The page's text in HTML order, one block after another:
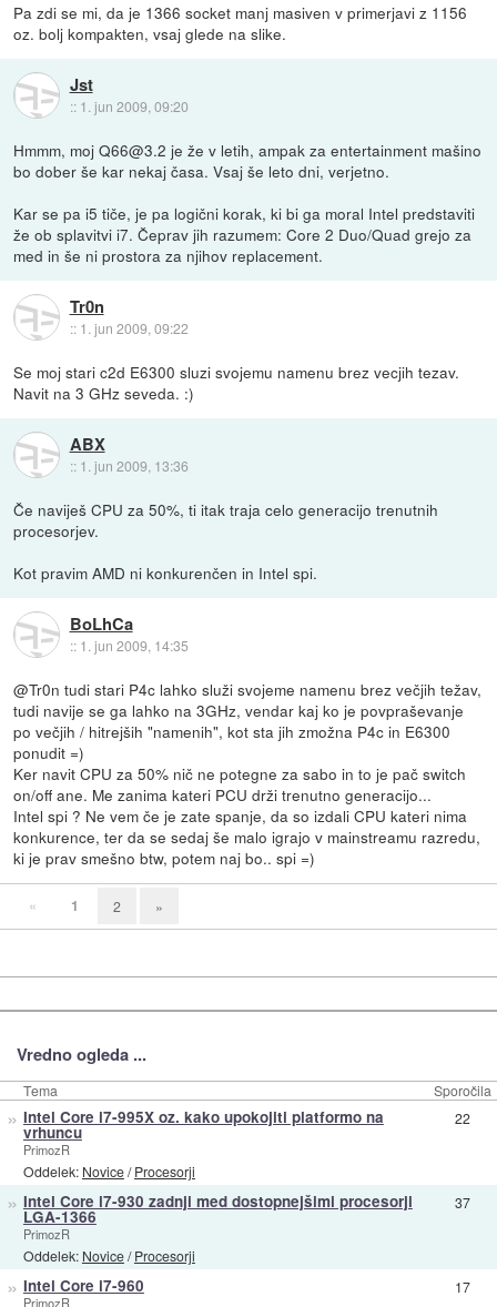
Pa zdi se mi, da je 1366 socket manj masiven v primerjavi z 1156
oz. bolj kompakten, vsaj glede na slike.
Jst
:: 1. jun 2009, 09:20
Hmmm, moj Q66@3.2 je že v letih, ampak za entertainment mašino
bo dober še kar nekaj časa. Vsaj še leto dni, verjetno.
Kar se pa i5 tiče, je pa logični korak, ki bi ga moral Intel predstaviti
že ob splavitvi i7. Čeprav jih razumem: Core 2 Duo/Quad grejo za
med in še ni prostora za njihov replacement.
Tr0n
:: 1. jun 2009, 09:22
Se moj stari c2d E6300 sluzi svojemu namenu brez vecjih tezav.
Navit na 3 GHz seveda. :)
ABX
:: 1. jun 2009, 13:36
Če naviješ CPU za 50%, ti itak traja celo generacijo trenutnih
procesorjev.
Kot pravim AMD ni konkurenčen in Intel spi.
BoLhCa
:: 1. jun 2009, 14:35
@Tr0n tudi stari P4c lahko služi svojeme namenu brez večjih težav,
tudi navije se ga lahko na 3GHz, vendar kaj ko je povpraševanje
po večjih / hitrejših "namenih", kot sta jih zmožna P4c in E6300
ponudit =)
Ker navit CPU za 50% nič ne potegne za sabo in to je pač switch
on/off ane. Me zanima kateri PCU drži trenutno generacijo...
Intel spi ? Ne vem če je zate spanje, da so izdali CPU kateri nima
konkurence, ter da se sedaj še malo igrajo v mainstreamu razredu,
ki je prav smešno btw, potem naj bo.. spi =)
« 1 2 »
Vredno ogleda ...
Tema Sporočila
» Intel Core i7-995X oz. kako upokojiti platformo na
vrhuncu
PrimozR
Oddelek: Novice/Procesorji
22
» Intel Core i7-930 zadnji med dostopnejšimi procesorji
LGA-1366
PrimozR
Oddelek: Novice/Procesorji
37
» Intel Core i7-960
PrimozR
17